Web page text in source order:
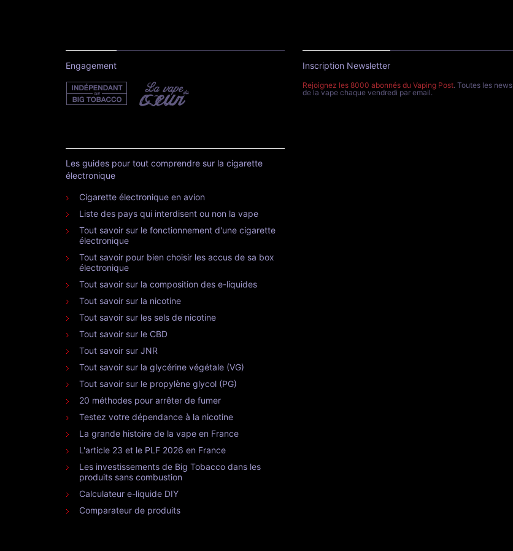
Engagement
Les guides pour tout comprendre sur la cigarette
électronique
Cigarette électronique en avion
Liste des pays qui interdisent ou non la vape
Tout savoir sur le fonctionnement d'une cigarette
électronique
Tout savoir pour bien choisir les accus de sa box
électronique
Tout savoir sur la composition des e-liquides
Tout savoir sur la nicotine
Tout savoir sur les sels de nicotine
Tout savoir sur le CBD
Tout savoir sur JNR
Tout savoir sur la glycérine végétale (VG)
Tout savoir sur le propylène glycol (PG)
20 méthodes pour arrêter de fumer
Testez votre dépendance à la nicotine
La grande histoire de la vape en France
L'article 23 et le PLF 2026 en France
Les investissements de Big Tobacco dans les
produits sans combustion
Calculateur e-liquide DIY
Comparateur de produits
Inscription Newsletter
Rejoignez les 8000 abonnés du Vaping Post. Toutes les news
de la vape chaque vendredi par email.